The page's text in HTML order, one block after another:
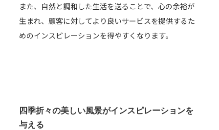
また、自然と調和した生活を送ることで、心の余裕が
生まれ、顧客に対してより良いサービスを提供するた
めのインスピレーションを得やすくなります。
四季折々の美しい風景がインスピレーションを
与える